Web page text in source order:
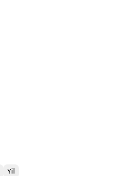
Yil